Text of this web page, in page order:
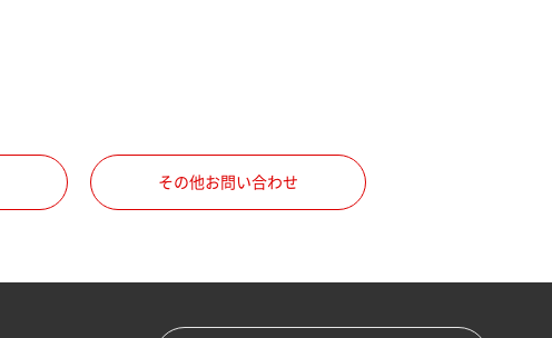
その他お問い合わせ